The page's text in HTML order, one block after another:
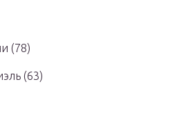
(78)
(63)